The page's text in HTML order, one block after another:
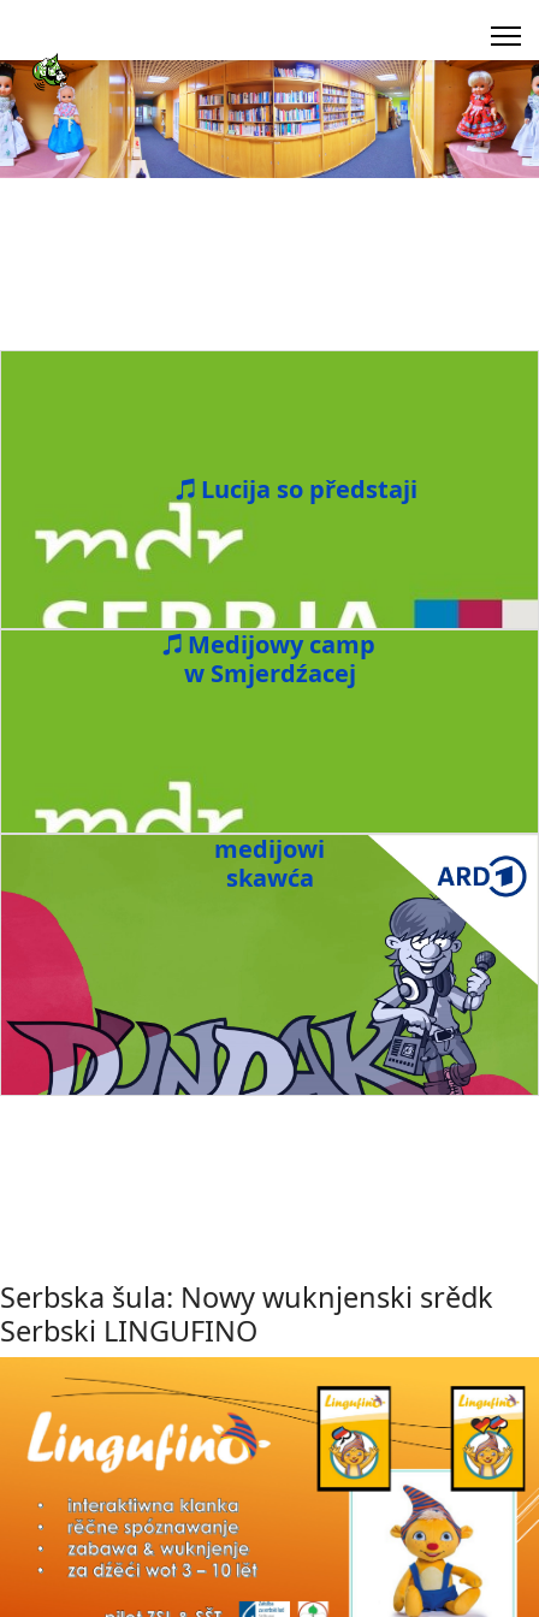
Lucija so předstaji
Medijowy camp
w Smjerdźacej
medijowi
skawća
Serbska šula: Nowy wuknjenski srědk
Serbski LINGUFINO